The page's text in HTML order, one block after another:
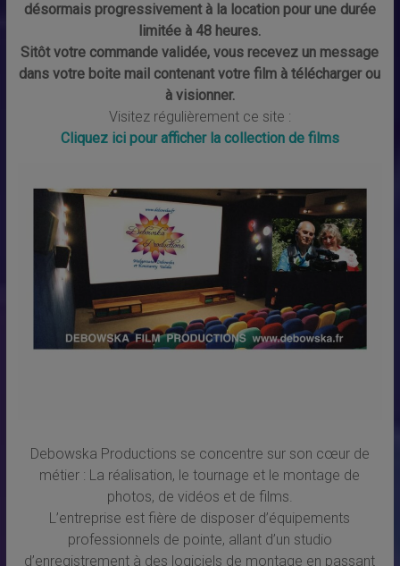
désormais progressivement à la location pour une durée
limitée à 48 heures.
Sitôt votre commande validée, vous recevez un message
dans votre boite mail contenant votre film à télécharger ou
à visionner.
Visitez régulièrement ce site :
Cliquez ici pour afficher la collection de films
Debowska Productions se concentre sur son cœur de
métier : La réalisation, le tournage et le montage de
photos, de vidéos et de films.
L’entreprise est fière de disposer d’équipements
professionnels de pointe, allant d’un studio
d’enregistrement à des logiciels de montage en passant